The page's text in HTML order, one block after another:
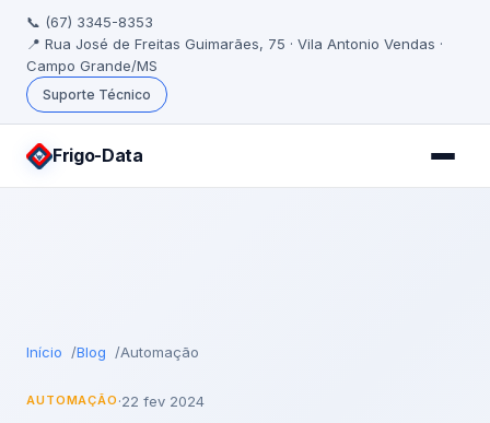
📞 (67) 3345-8353
📍 Rua José de Freitas Guimarães, 75 · Vila Antonio Vendas ·
Campo Grande/MS
Suporte Técnico
Frigo-Data
Início Blog Automação
AUTOMAÇÃO ·22 fev 2024